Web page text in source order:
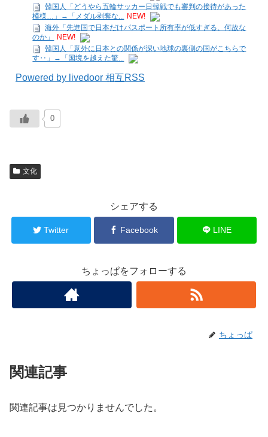
韓国人「どうやら五輪サッカー日韓戦でも審判の接待があった
模様…」→「メダル剥奪な...
NEW!
海外「先進国で日本だけパスポート所有率が低すぎる、何故な
のか」
NEW!
韓国人「意外に日本との関係が深い地球の裏側の国がこちらで
す‥」→「国境を越えた驚...
Powered by livedoor 相互RSS
0
文化
シェアする
Twitter Facebook LINE
ちょっぱをフォローする
ちょっぱ
関連記事
関連記事は見つかりませんでした。